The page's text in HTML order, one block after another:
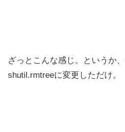
ざっとこんな感じ。というか
shutil.rmtreeに変更しただけ。